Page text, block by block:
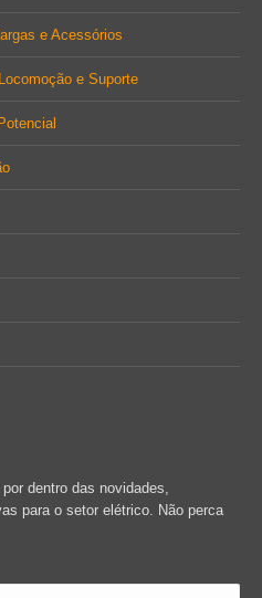
e Acessórios
e Suporte
dentro das novidades,
para o setor elétrico. Não perca